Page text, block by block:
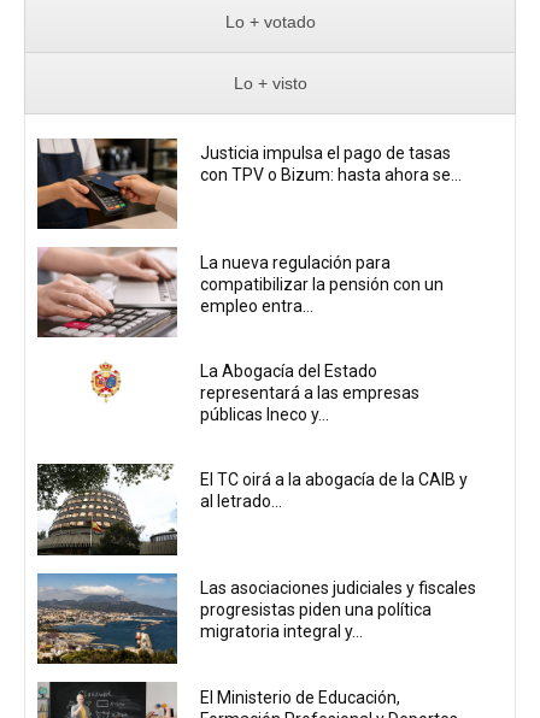
Lo + votado
Lo + visto
Justicia impulsa el pago de tasas
con TPV o Bizum: hasta ahora se...
La nueva regulación para
compatibilizar la pensión con un
empleo entra...
La Abogacía del Estado
representará a las empresas
públicas Ineco y...
El TC oirá a la abogacía de la CAIB y
al letrado...
Las asociaciones judiciales y fiscales
progresistas piden una política
migratoria integral y...
El Ministerio de Educación,